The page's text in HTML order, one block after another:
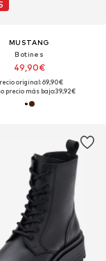
MUSTANG
Botines
49,90€
original: 69,90€
precio más bajo:39,92€